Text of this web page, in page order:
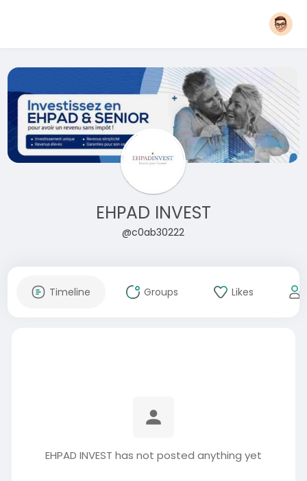
EHPAD INVEST
@c0ab30222
Timeline Groups Likes
EHPAD INVEST has not posted anything yet